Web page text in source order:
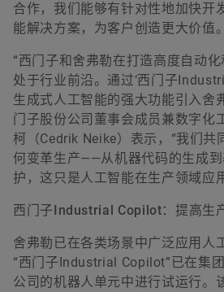
合作，我们能够有针对性地加快开
能解决方案，为客户创造更大价值
“西门子和舍弗勒在打造高度自动
处于行业前沿。通过‘西门子
生成式人工智能的强大功能引入舍
门子股份公司董事会成员兼数字化
柯（Cedrik Neike）表示，“我们共
何变革生产——从机器代码的生成
护，这只是人工智能在生产领域应
西门子Industrial Copilot：提高生
舍弗勒已在各类场景中广泛应用人
“西门子Industrial Copilot”已在集
公司的机器人单元中进行试运行。